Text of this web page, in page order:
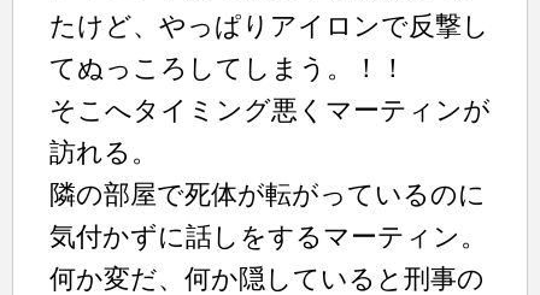
たけど、やっぱりアイロンで反撃し
てぬっころしてしまう。！！
そこへタイミング悪くマーティンが
訪れる。
隣の部屋で死体が転がっているのに
気付かずに話しをするマーティン。
何か変だ、何か隠していると刑事の